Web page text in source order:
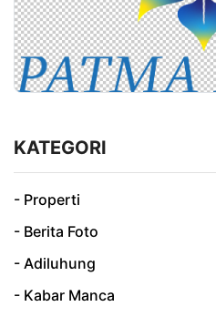
KATEGORI
- Properti
- Berita Foto
- Adiluhung
- Kabar Manca